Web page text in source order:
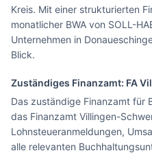
Kreis. Mit einer strukturierten
monatlicher BWA von SOLL-
Unternehmen in
Blick.
Zuständiges Finanzamt: FA
Das zuständige Finanzamt für
das Finanzamt Villingen-
Lohnsteueranmeldungen,
alle relevanten